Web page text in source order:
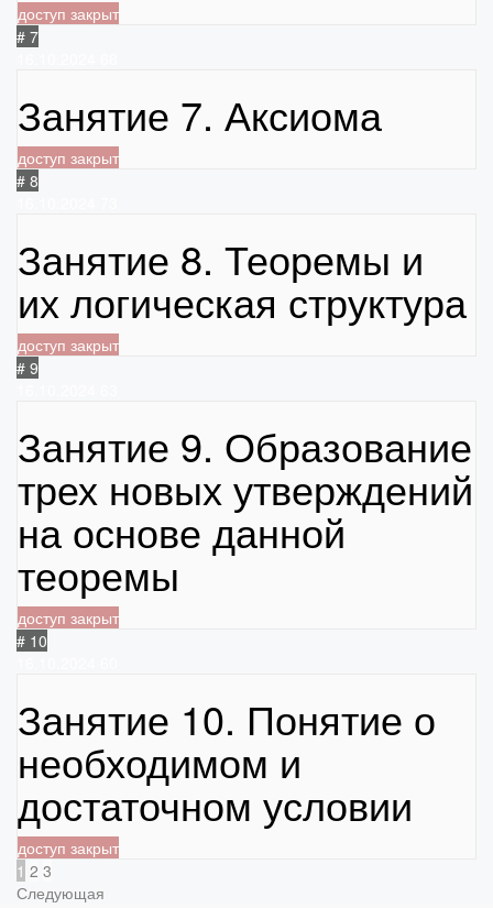
доступ закрыт
# 7
Занятие 7. Аксиома
доступ закрыт
# 8
Занятие 8. Теоремы и
их логическая структура
доступ закрыт
# 9
Занятие 9. Образование
трех новых утверждений
на основе данной
теоремы
доступ закрыт
# 10
Занятие 10. Понятие о
необходимом и
достаточном условии
доступ закрыт
1 2 3
Следующая